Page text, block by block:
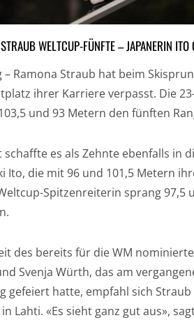
WELTCUP-FÜNFTE – JAPANERIN ITO
– Ramona Straub hat beim
ihrer Karriere verpasst. Die
und 93 Metern den fünften
schaffte es als Zehnte ebenfalls in
Ito, die mit 96 und 101,5 Metern
Spitzenreiterin sprang 97,5
des bereits für die WM
Svenja Würth, das am
gefeiert hatte, empfahl sich
Lahti. «Es sieht ganz gut aus»,